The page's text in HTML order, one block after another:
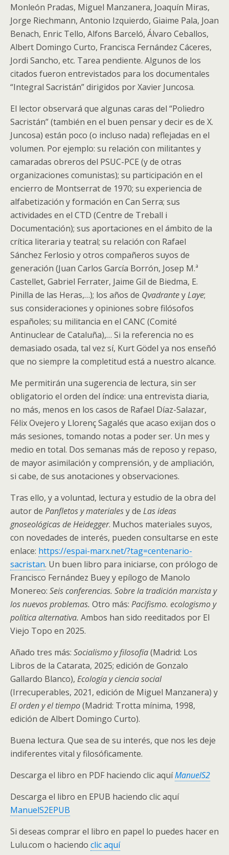
Monleón Pradas, Miguel Manzanera, Joaquín Miras,
Jorge Riechmann, Antonio Izquierdo, Giaime Pala, Joan
Benach, Enric Tello, Alfons Barceló, Álvaro Ceballos,
Albert Domingo Curto, Francisca Fernández Cáceres,
Jordi Sancho, etc. Tarea pendiente. Algunos de los
citados fueron entrevistados para los documentales
“Integral Sacristán” dirigidos por Xavier Juncosa.
El lector observará que algunas caras del “Poliedro
Sacristán” (también en el buen pensar y decir es de X.
Juncosa) están poco (o incluso nada) reflejadas en el
volumen. Por ejemplo: su relación con militantes y
camaradas obreros del PSUC-PCE (y de otras
organizaciones comunistas); su participación en el
encierro de Montserrat de 1970; su experiencia de
alfabetización y formación en Can Serra; sus
actividades en el CTD (Centre de Treball i
Documentación); sus aportaciones en el ámbito de la
crítica literaria y teatral; su relación con Rafael
Sánchez Ferlosio y otros compañeros suyos de
generación (Juan Carlos García Borrón, Josep M.ª
Castellet, Gabriel Ferrater, Jaime Gil de Biedma, E.
Pinilla de las Heras,…); los años de QvadranteyLaye;
sus consideraciones y opiniones sobre filósofos
españoles; su militancia en el CANC (Comité
Antinuclear de Cataluña),… Si la referencia no es
demasiado osada, tal vez sí, Kurt Gödel ya nos enseñó
que no siempre la completitud está a nuestro alcance.
Me permitirán una sugerencia de lectura, sin ser
obligatorio el orden del índice: una entrevista diaria,
no más, menos en los casos de Rafael Díaz-Salazar,
Félix Ovejero y Llorenç Sagalés que acaso exijan dos o
más sesiones, tomando notas a poder ser. Un mes y
medio en total. Dos semanas más de reposo y repaso,
de mayor asimilación y comprensión, y de ampliación,
si cabe, de sus anotaciones y observaciones.
Tras ello, y a voluntad, lectura y estudio de la obra del
autor de Panfletos y materialesy de Las ideas
gnoseológicas de Heidegger. Muchos materiales suyos,
con novedades de interés, pueden consultarse en este
enlace: https://espai-marx.net/?tag=centenario-
sacristan. Un buen libro para iniciarse, con prólogo de
Francisco Fernández Buey y epílogo de Manolo
Monereo: Seis conferencias. Sobre la tradición marxista y
los nuevos problemas. Otro más: Pacifismo. ecologismo y
política alternativa. Ambos han sido reeditados por El
Viejo Topo en 2025.
Añado tres más: Socialismo y filosofía(Madrid: Los
Libros de la Catarata, 2025; edición de Gonzalo
Gallardo Blanco), Ecología y ciencia social
(Irrecuperables, 2021, edición de Miguel Manzanera) y
El orden y el tiempo(Madrid: Trotta mínima, 1998,
edición de Albert Domingo Curto).
Buena lectura. Que sea de su interés, que nos les deje
indiferentes vital y filosóficamente.
Descarga el libro en PDF haciendo clic aquíManuelS2
Descarga el libro en EPUB haciendo clic aquí
ManuelS2EPUB
Si deseas comprar el libro en papel lo puedes hacer en
Lulu.com o haciendo clic aquí